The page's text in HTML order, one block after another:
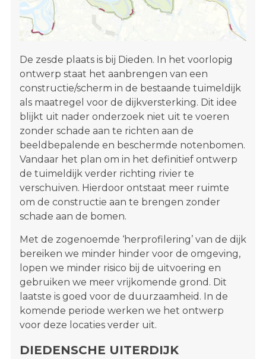
De zesde plaats is bij Dieden. In het voorlopig
ontwerp staat het aanbrengen van een
constructie/scherm in de bestaande tuimeldijk
als maatregel voor de dijkversterking. Dit idee
blijkt uit nader onderzoek niet uit te voeren
zonder schade aan te richten aan de
beeldbepalende en beschermde notenbomen.
Vandaar het plan om in het definitief ontwerp
de tuimeldijk verder richting rivier te
verschuiven. Hierdoor ontstaat meer ruimte
om de constructie aan te brengen zonder
schade aan de bomen.
Met de zogenoemde ‘herprofilering’ van de dijk
bereiken we minder hinder voor de omgeving,
lopen we minder risico bij de uitvoering en
gebruiken we meer vrijkomende grond. Dit
laatste is goed voor de duurzaamheid. In de
komende periode werken we het ontwerp
voor deze locaties verder uit.
DIEDENSCHE UITERDIJK